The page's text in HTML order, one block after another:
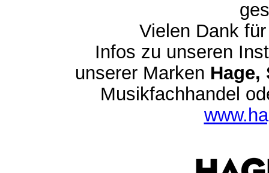
Vielen Dank
Infos zu unseren
unserer Marken Hage,
Musikfachhandel